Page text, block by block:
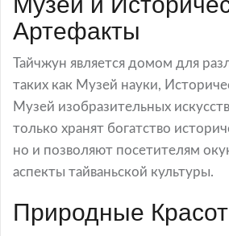
Артефакты
Тайчжун является домом для
таких как Музей науки,
Музей изобразительных
только хранят богатство
но и позволяют посетителям
аспекты тайваньской культуры.
Природные